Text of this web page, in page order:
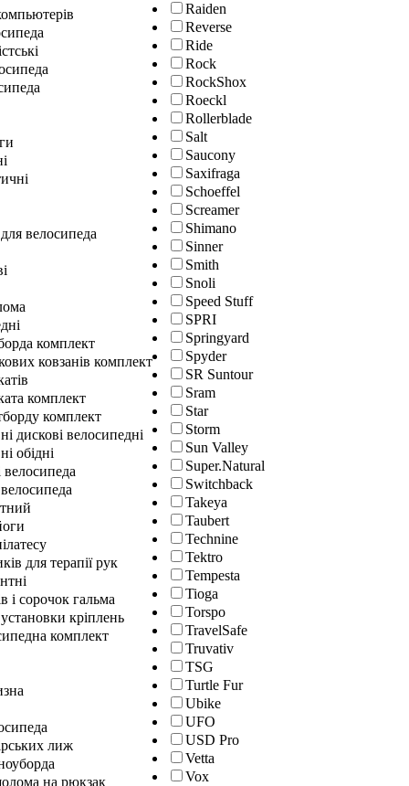
Raiden
Reverse
Ride
Rock
RockShox
Roeckl
Rollerblade
Salt
Saucony
Saxifraga
Schoeffel
Screamer
Shimano
Sinner
Smith
Snoli
Speed Stuff
SPRI
Springyard
Spyder
SR Suntour
Sram
Star
Storm
Sun Valley
Super.Natural
Switchback
Takeya
Taubert
Technine
Tektro
Tempesta
Tioga
Torspo
TravelSafe
Truvativ
TSG
Turtle Fur
Ubike
UFO
USD Pro
Vetta
Vox
велосипеда
комплект
ковзанів комплект
комплект
комплект
дискові велосипедні
обідні
велосипеда
для терапії рук
і сорочок гальма
кріплень
комплект
лиж
на рюкзак